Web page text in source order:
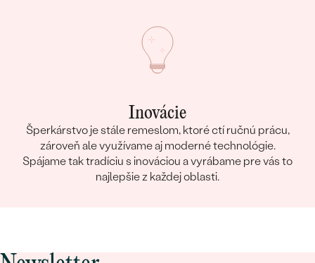
Inovácie
Šperkárstvo je stále remeslom, ktoré ctí ručnú prácu,
zároveň ale využívame aj moderné technológie.
Spájame tak tradíciu s inováciou a vyrábame pre vás to
najlepšie z každej oblasti.